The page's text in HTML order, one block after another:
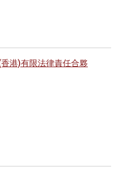
港)有限法律責任合夥